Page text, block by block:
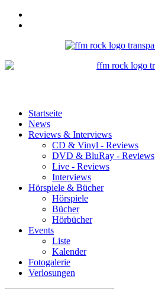
Startseite
News
Reviews & Interviews
CD & Vinyl - Reviews
DVD & BluRay - Reviews
Live - Reviews
Interviews
Hörspiele & Bücher
Hörspiele
Bücher
Hörbücher
Events
Liste
Kalender
Fotogalerie
Verlosungen